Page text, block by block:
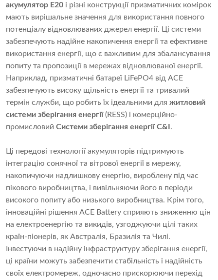
акумулятор E20 і різні конструкції призматичних комірок
мають вирішальне значення для використання повного
потенціалу відновлюваних джерел енергії. Ці системи
забезпечують надійне накопичення енергії та ефективне
використання енергії, що є важливим для збалансування
попиту та пропозиції в мережах відновлюваної енергії.
Наприклад, призматичні батареї LiFePO4 від ACE
забезпечують високу щільність енергії та тривалий
термін служби, що робить їх ідеальними для житловий
системи зберігання енергії(RESS) і комерційно-
промисловий Системи зберігання енергії C&I .
Ці передові технології акумуляторів підтримують
інтеграцію сонячної та вітрової енергії в мережу,
накопичуючи надлишкову енергію, вироблену під час
пікового виробництва, і вивільняючи його в періоди
високого попиту або низького виробництва. Крім того,
інноваційні рішення ACE Battery сприяють зниженню цін
на електроенергію та викидів, узгоджуючи цілі таких
країн-піонерів, як Австралія, Бразилія та Чилі.
Інвестуючи в надійну інфраструктуру зберігання енергії,
ці країни можуть забезпечити стабільність і надійність
своїх електромереж, одночасно прискорюючи перехід